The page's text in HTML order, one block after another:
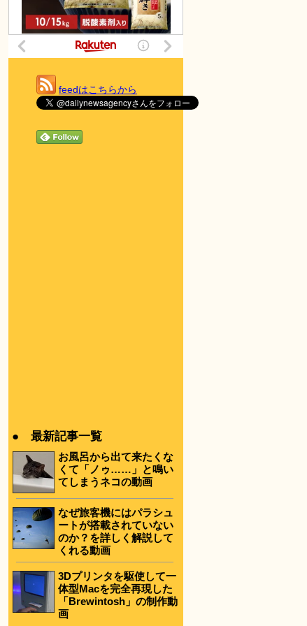
feedはこちらから
● 最新記事一覧
お風呂から出て来たくな
くて「ノゥ……」と鳴い
てしまうネコの動画
なぜ旅客機にはパラシュ
ートが搭載されていない
のか？を詳しく解説して
くれる動画
3Dプリンタを駆使して一
体型Macを完全再現した
「Brewintosh」の制作動
画